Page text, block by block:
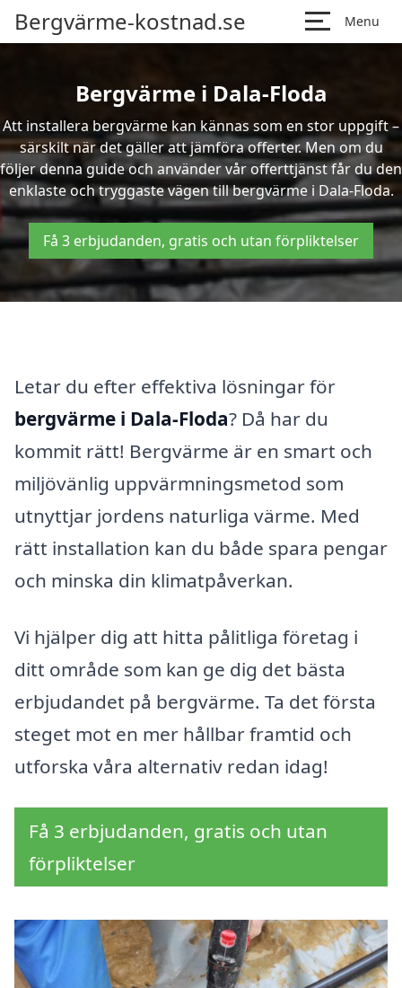
Bergvärme-kostnad.se Menu
Bergvärme i Dala-Floda
Att installera bergvärme kan kännas som en stor uppgift –
särskilt när det gäller att jämföra offerter. Men om du
följer denna guide och använder vår offerttjänst får du den
enklaste och tryggaste vägen till bergvärme i Dala-Floda.
Få 3 erbjudanden, gratis och utan förpliktelser
Letar du efter effektiva lösningar för
bergvärme i Dala-Floda? Då har du
kommit rätt! Bergvärme är en smart och
miljövänlig uppvärmningsmetod som
utnyttjar jordens naturliga värme. Med
rätt installation kan du både spara pengar
och minska din klimatpåverkan.
Vi hjälper dig att hitta pålitliga företag i
ditt område som kan ge dig det bästa
erbjudandet på bergvärme. Ta det första
steget mot en mer hållbar framtid och
utforska våra alternativ redan idag!
Få 3 erbjudanden, gratis och utan
förpliktelser